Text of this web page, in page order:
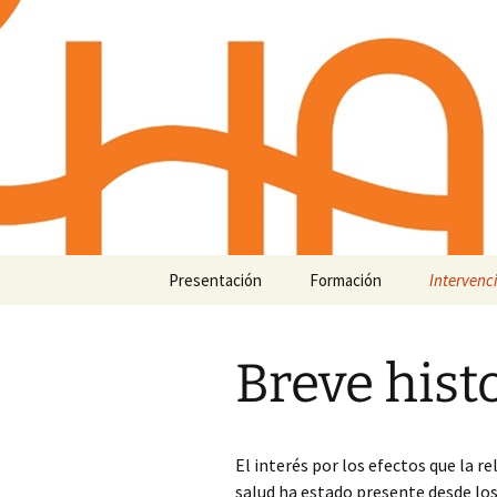
Saltar
HABIER
Presentación
Universidad de
Formación
Cursos finalizados Breve
Ámbitos
Breve
El interés por los efectos que la
salud ha estado presente desde